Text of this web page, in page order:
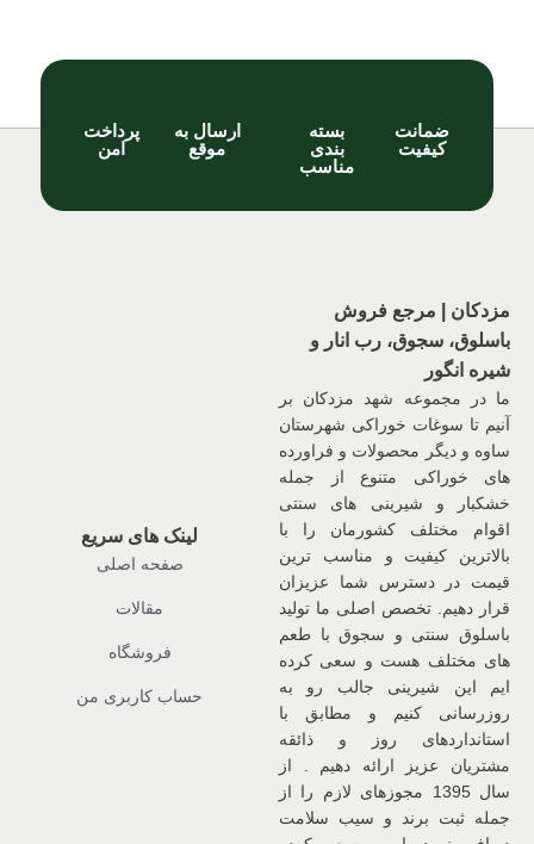
ضمانت
کیفیت
بسته
بندی
مناسب
ارسال به
موقع
پرداخت
امن
مزدکان | مرجع فروش
باسلوق، سجوق، رب انار و
شیره انگور
ما در مجموعه شهد مزدکان بر
آنیم تا سوغات خوراکی شهرستان
ساوه و دیگر محصولات و فراورده
های خوراکی متنوع از جمله
خشکبار و شیرینی های سنتی
اقوام مختلف کشورمان را با
بالاترین کیفیت و مناسب ترین
قیمت در دسترس شما عزیزان
قرار دهیم. تخصص اصلی ما تولید
باسلوق سنتی و سجوق با طعم
های مختلف هست و سعی کرده
ایم این شیرینی جالب رو به
روزرسانی کنیم و مطابق با
استانداردهای روز و ذائقه
مشتریان عزیز ارائه دهیم . از
سال 1395 مجوزهای لازم را از
جمله ثبت برند و سیب سلامت
لینک های سریع
صفحه اصلی
مقالات
فروشگاه
حساب کاربری من